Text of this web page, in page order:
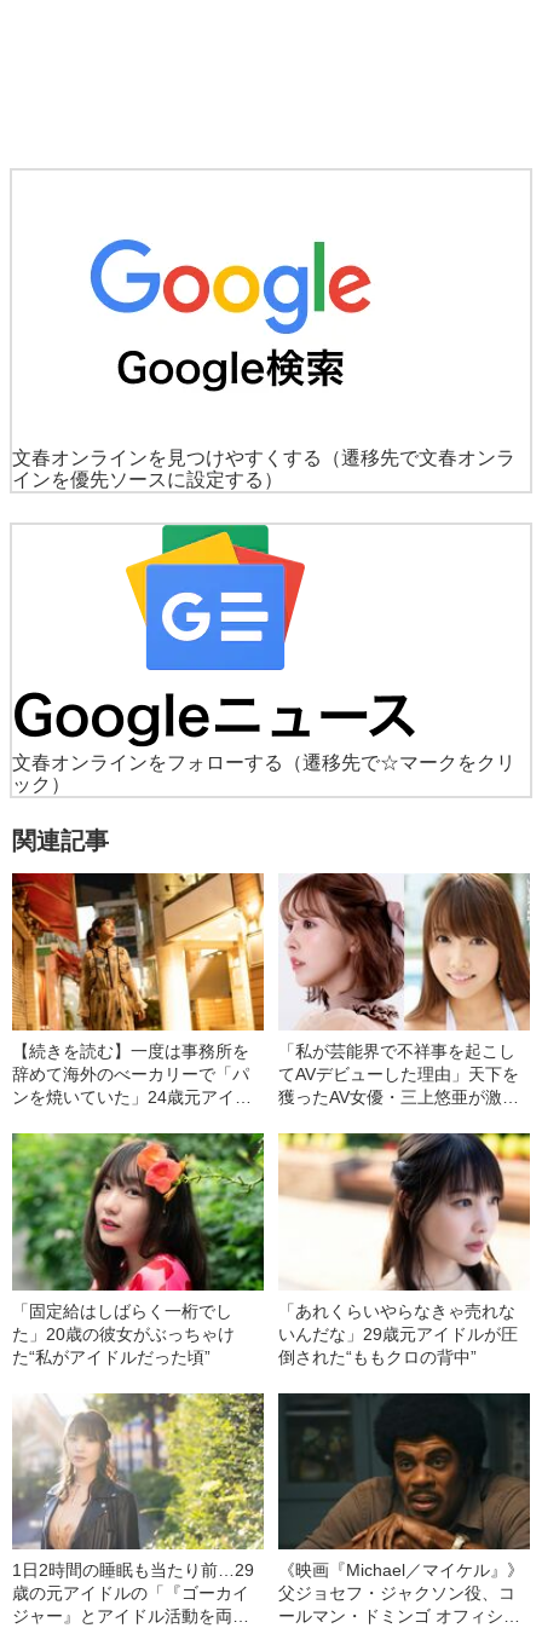
文春オンラインを見つけやすくする
（遷移先で文春オンラ
インを優先ソースに設定する）
文春オンラインをフォローする
（遷移先で☆マークをクリ
ック）
関連記事
【続きを読む】一度は事務所を
辞めて海外のべーカリーで「パ
ンを焼いていた」24歳元アイド
と
「私が芸能界で不祥事を起こし
てAVデビューした理由」天下を
獲ったAV女優・三上悠亜が激動
「固定給はしばらく一桁でし
た」20歳の彼女がぶっちゃけ
た“私がアイドルだった頃”
「あれくらいやらなきゃ売れな
いんだな」29歳元アイドルが圧
倒された“ももクロの背中”
1日2時間の睡眠も当たり前…29
歳の元アイドルの「『ゴーカイ
ジャー』とアイドル活動を両立
《映画『Michael／マイケル』》
父ジョセフ・ジャクソン役、コ
ールマン・ドミンゴ オフィシャ